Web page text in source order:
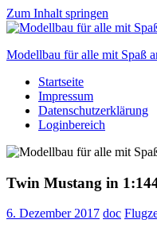
Zum Inhalt springen
Modellbau für alle mit Spaß
Scale
modelling
to
Startseite
Impressum
Datenschutzerklärung
Loginbereich
Twin Mustang in
6. Dezember 2017 doc